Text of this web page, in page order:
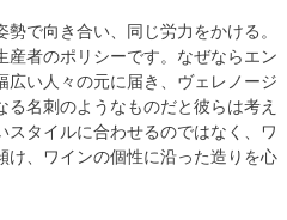
で向き合い、同じ労力をかける。
産者のポリシーです。なぜならエン
広い人々の元に届き、ヴェレノージ
名刺のようなものだと彼らは考え
スタイルに合わせるのではなく、ワ
け、ワインの個性に沿った造りを心